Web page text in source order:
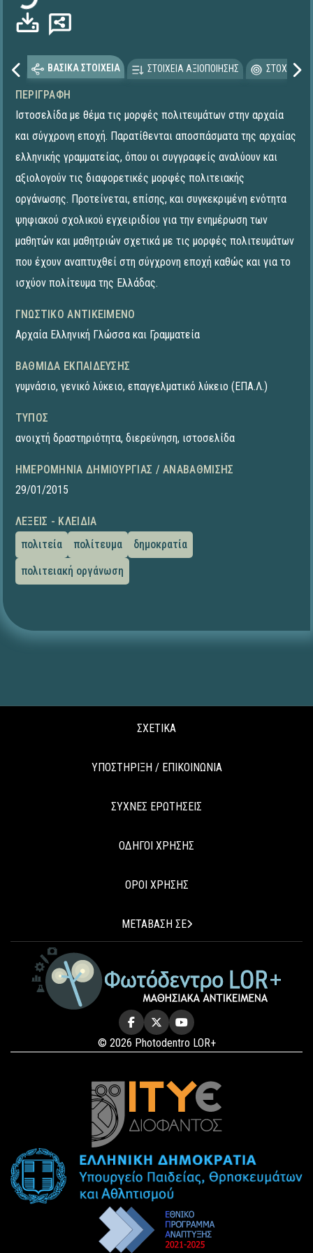
ΒΑΣΙΚΑ ΣΤΟΙΧΕΙΑ ΣΤΟΙΧΕΙΑ ΑΞΙΟΠΟΙΗΣΗΣ
ΠΕΡΙΓΡΑΦΉ
Ιστοσελίδα με θέμα τις μορφές πολιτευμάτων στην αρχαία
και σύγχρονη εποχή. Παρατίθενται αποσπάσματα της αρχαίας
ελληνικής γραμματείας, όπου οι συγγραφείς αναλύουν και
αξιολογούν τις διαφορετικές μορφές πολιτειακής
οργάνωσης. Προτείνεται, επίσης, και συγκεκριμένη ενότητα
ψηφιακού σχολικού εγχειριδίου για την ενημέρωση των
μαθητών και μαθητριών σχετικά με τις μορφές πολιτευμάτων
που έχουν αναπτυχθεί στη σύγχρονη εποχή καθώς και για το
ισχύον πολίτευμα της Ελλάδας.
ΓΝΩΣΤΙΚΌ ΑΝΤΙΚΕΊΜΕΝΟ
Αρχαία Ελληνική Γλώσσα και Γραμματεία
ΒΑΘΜΊΔΑ ΕΚΠΑΊΔΕΥΣΗΣ
γυμνάσιο, γενικό λύκειο, επαγγελματικό λύκειο (ΕΠΑ.Λ.)
ΤΎΠΟΣ
ανοιχτή δραστηριότητα, διερεύνηση, ιστοσελίδα
ΗΜΕΡΟΜΗΝΊΑ ΔΗΜΙΟΥΡΓΊΑΣ / ΑΝΑΒΆΘΜΙΣΗΣ
29/01/2015
ΛΈΞΕΙΣ - ΚΛΕΙΔΙΆ
πολιτεία
πολίτευμα
δημοκρατία
πολιτειακή οργάνωση
ΣΧΕΤΙΚΑ
ΥΠΟΣΤΗΡΙΞΗ / ΕΠΙΚΟΙΝΩΝΙΑ
ΣΥΧΝΕΣ ΕΡΩΤΗΣΕΙΣ
ΟΔΗΓΟΙ ΧΡΗΣΗΣ
ΟΡΟΙ ΧΡΗΣΗΣ
ΜΕΤΑΒΑΣΗ ΣΕ
© 2026 Photodentro LOR+